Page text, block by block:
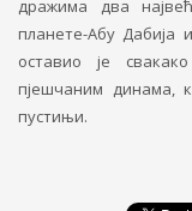
дражима два
планете-Абу Дабија
оставио је
пјешчаним динама,
пустињи.